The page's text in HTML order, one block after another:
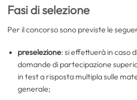
Fasi di selezione
Per il concorso sono previste le
preselezione: si effettuerà in caso
domande di partecipazione
in test a risposta multipla sulle
generale;